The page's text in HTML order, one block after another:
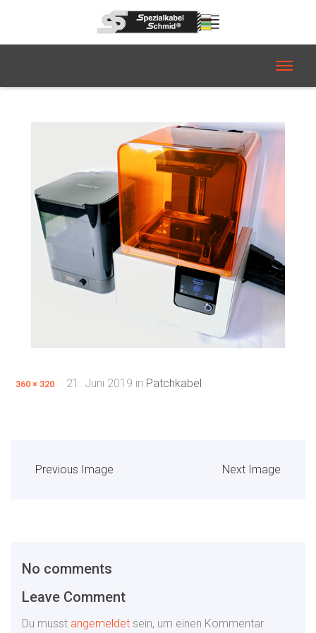
360 × 320 21. Juni 2019 in Patchkabel
Previous Image Next Image
No comments
Leave Comment
Du musst angemeldet sein, um einen Kommentar